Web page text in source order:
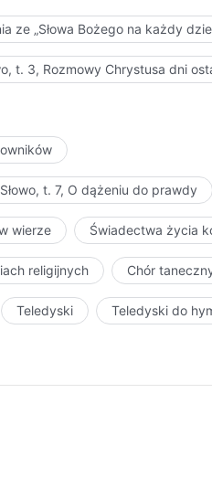
ze „Słowa Bożego na każdy
t. 3, Rozmowy Chrystusa dni
t. 7, O dążeniu do prawdy
wierze Świadectwa życia
religijnych Chór
Teledyski Teledyski do